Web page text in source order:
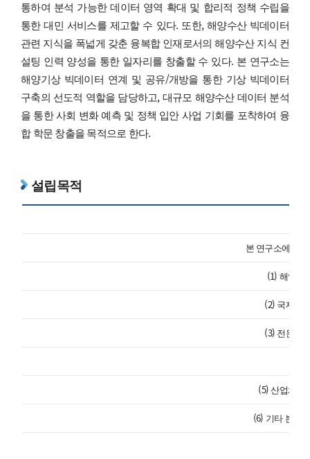
통하여 분석 가능한 데이터 영역 확대 및 합리적 정책 수립을
통한 대민 서비스를 제고할 수 있다. 또한, 해양수산 빅데이터
관련 지식을 폭넓게 갖춘 융복합 인재로서의 해양수산 지식 컨
설팅 인력 양성을 통한 일자리를 창출할 수 있다. 본 연구소는
해양기상 빅데이터 연계 및 공유/개방을 통한 기상 빅데이터
구축의 선도적 역할을 담당하고, 대규모 해양수산 데이터 분석
을 통한 사회 변화 예측 및 정책 입안 사업 기회를 포착하여 융
합 학문 창출을 목적으로 한다.
설립목적
본 연구소에서
(1) 해양기
(2) 국제 공
(3) 전문 인
(5) 산업체
(6) 기타 본 연